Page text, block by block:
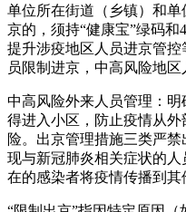
单位所在街道（乡镇）和
京的，须持“健康宝”绿码
提升涉疫地区人员进京管
员限制进京，中高风险地区
中高风险外来人员管理：
得进入小区，防止疫情从
险。出京管理措施三类严
现与新冠肺炎相关症状的
在的感染者将疫情传播到其